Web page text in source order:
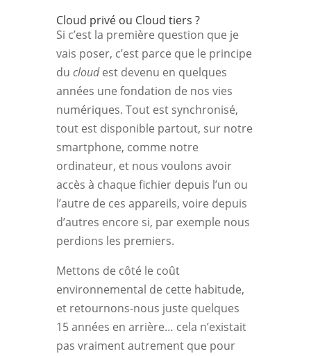
Cloud privé ou Cloud tiers ?
Si c’est la première question que je
vais poser, c’est parce que le principe
du cloudest devenu en quelques
années une fondation de nos vies
numériques. Tout est synchronisé,
tout est disponible partout, sur notre
smartphone, comme notre
ordinateur, et nous voulons avoir
accès à chaque fichier depuis l’un ou
l’autre de ces appareils, voire depuis
d’autres encore si, par exemple nous
perdions les premiers.
Mettons de côté le coût
environnemental de cette habitude,
et retournons-nous juste quelques
15 années en arrière… cela n’existait
pas vraiment autrement que pour